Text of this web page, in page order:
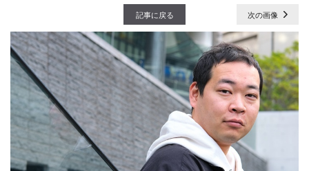
記事に戻る 次の画像